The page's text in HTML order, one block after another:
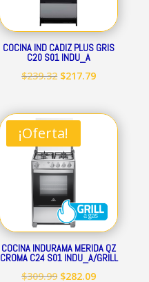
COCINA IND CADIZ PLUS GRIS
C20 S01 INDU_A
$239.32 El
original
era:
$239.32.
$217.79El
actual
¡Oferta!
COCINA INDURAMA MERIDA QZ
CROMA C24 S01 INDU_A/GRILL
$309.99 El
$282.09El